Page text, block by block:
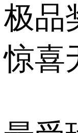
极品
惊喜